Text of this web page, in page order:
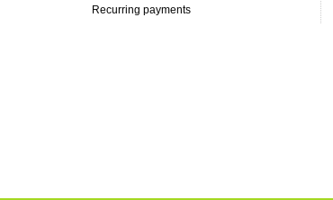
Recurring payments